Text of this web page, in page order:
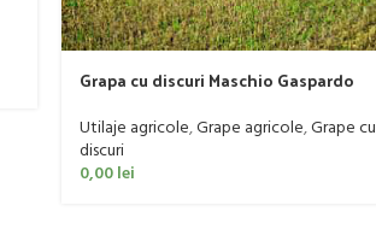
Grapa cu discuri Maschio Gaspardo
Utilaje agricole,Grape agricole,Grape cu
discuri
0,00lei